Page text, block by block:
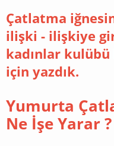
Çatlatma
ilişki - ilişkiye
kadınlar
için yazdık.
Yumurta
Ne İşe Yarar ?